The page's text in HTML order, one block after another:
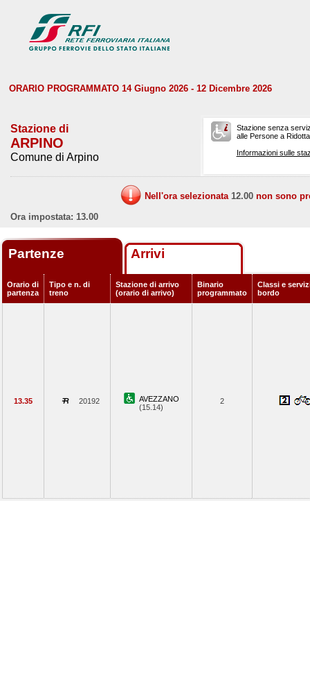
ORARIO PROGRAMMATO 14 Giugno 2026 - 12 Dicembre 2026
Stazione di
ARPINO
Comune di Arpino
Stazione senza
alle Persone a
Informazioni sulle
Nell'ora selezionata 12.00 non sono
Ora impostata: 13.00
Partenze Arrivi
Orario di
partenza
Tipo e n. di
treno
Stazione di arrivo
(orario di arrivo)
Binario
programmato
Classi e
bordo
13.35 20192
AVEZZANO
(15.14)
2